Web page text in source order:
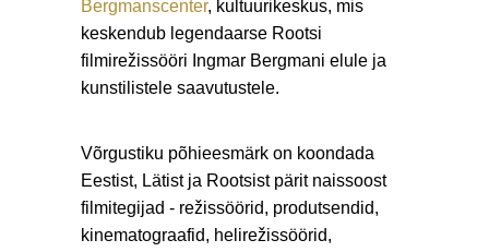
Bergmanscenter, kultuurikeskus, mis
keskendub legendaarse Rootsi
filmirežissööri Ingmar Bergmani elule ja
kunstilistele saavutustele.
Võrgustiku põhieesmärk on koondada
Eestist, Lätist ja Rootsist pärit naissoost
filmitegijad - režissöörid, produtsendid,
kinematograafid, helirežissöörid,